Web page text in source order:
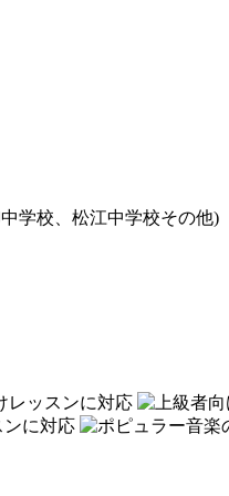
学校、松江中学校その他)